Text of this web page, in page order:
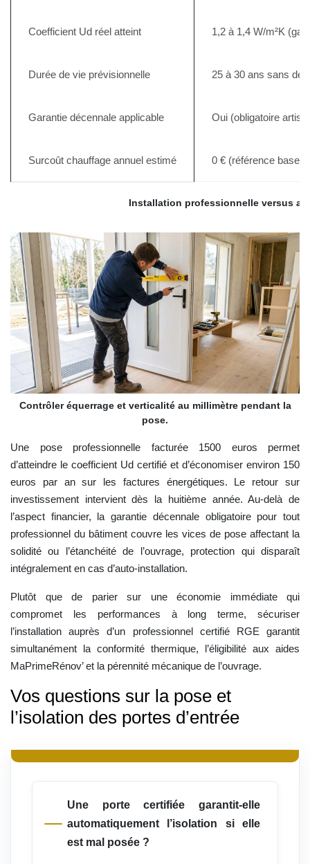
Installation professionnelle versus
Coefficient Ud réel atteint 1,2 à 1,4 W/m²K
Durée de vie prévisionnelle 25 à 30 ans sans
Garantie décennale applicable Oui (obligatoire
Surcoût chauffage annuel estimé 0 € (référence
Contrôler équerrage et verticalité au millimètre pendant la
pose.
Une pose professionnelle facturée 1500 euros permet
d’atteindre le coefficient Ud certifié et d’économiser environ 150
euros par an sur les factures énergétiques. Le retour sur
investissement intervient dès la huitième année. Au-delà de
l’aspect financier, la garantie décennale obligatoire pour tout
professionnel du bâtiment couvre les vices de pose affectant la
solidité ou l’étanchéité de l’ouvrage, protection qui disparaît
intégralement en cas d’auto-installation.
Plutôt que de parier sur une économie immédiate qui
compromet les performances à long terme, sécuriser
l’installation auprès d’un professionnel certifié RGE garantit
simultanément la conformité thermique, l’éligibilité aux aides
MaPrimeRénov’ et la pérennité mécanique de l’ouvrage.
Vos questions sur la pose et
l’isolation des portes d’entrée
Une porte certifiée garantit-elle
automatiquement l’isolation si elle
est mal posée ?